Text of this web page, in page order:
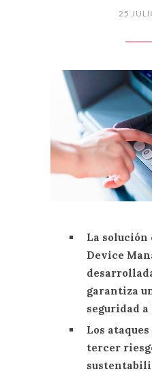
25
La solución
Device
garantiza
seguridad a
Los
tercer